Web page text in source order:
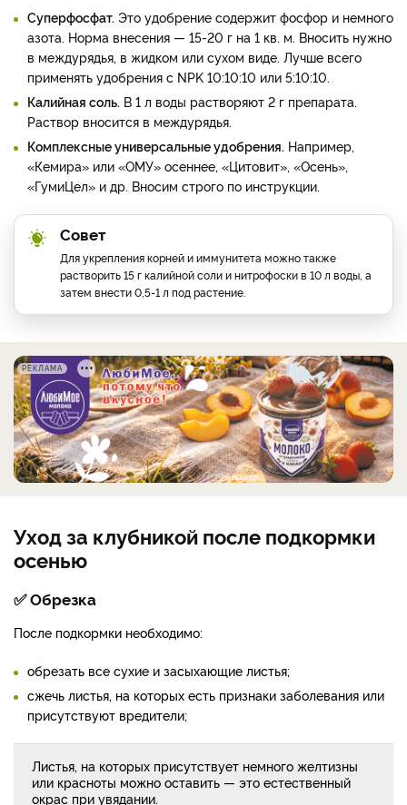
Суперфосфат. Это удобрение содержит фосфор и немного
азота. Норма внесения — 15-20 г на 1 кв. м. Вносить нужно
в междурядья, в жидком или сухом виде. Лучше всего
применять удобрения с NPK 10:10:10 или 5:10:10.
Калийная соль. В 1 л воды растворяют 2 г препарата.
Раствор вносится в междурядья.
Комплексные универсальные удобрения. Например,
«Кемира» или «ОМУ» осеннее, «Цитовит», «Осень»,
«ГумиЦел» и др. Вносим строго по инструкции.
Совет
Для укрепления корней и иммунитета можно также
растворить 15 г калийной соли и нитрофоски в 10 л воды, а
затем внести 0,5-1 л под растение.
РЕКЛАМА
Уход за клубникой после подкормки
осенью
✅ Обрезка
После подкормки необходимо:
обрезать все сухие и засыхающие листья;
сжечь листья, на которых есть признаки заболевания или
присутствуют вредители;
Листья, на которых присутствует немного желтизны
или красноты можно оставить — это естественный
окрас при увядании